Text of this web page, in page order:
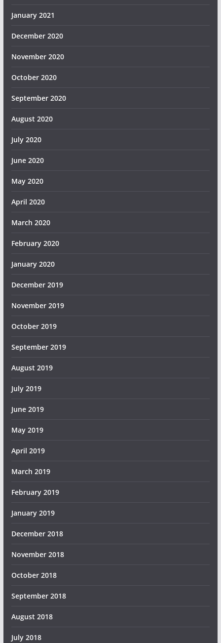
January 2021
December 2020
November 2020
October 2020
September 2020
August 2020
July 2020
June 2020
May 2020
April 2020
March 2020
February 2020
January 2020
December 2019
November 2019
October 2019
September 2019
August 2019
July 2019
June 2019
May 2019
April 2019
March 2019
February 2019
January 2019
December 2018
November 2018
October 2018
September 2018
August 2018
July 2018